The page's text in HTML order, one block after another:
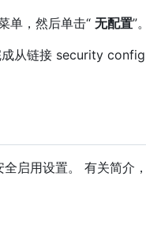
单，然后单击“ 无配置”。
成从链接 security
启用设置。 有关简介